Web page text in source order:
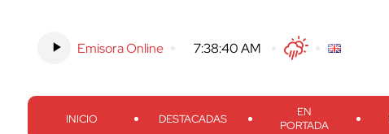
Emisora Online -7:38:41 AM TwitterFacebook
Threads
Instagram
INICIO DESTACADAS
EN
PORTADA